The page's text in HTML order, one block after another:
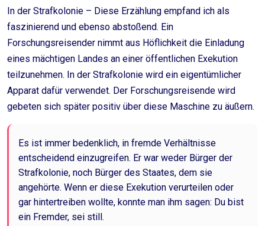
In der Strafkolonie – Diese Erzählung empfand ich als
faszinierend und ebenso abstoßend. Ein
Forschungsreisender nimmt aus Höflichkeit die Einladung
eines mächtigen Landes an einer öffentlichen Exekution
teilzunehmen. In der Strafkolonie wird ein eigentümlicher
Apparat dafür verwendet. Der Forschungsreisende wird
gebeten sich später positiv über diese Maschine zu äußern.
Es ist immer bedenklich, in fremde Verhältnisse
entscheidend einzugreifen. Er war weder Bürger der
Strafkolonie, noch Bürger des Staates, dem sie
angehörte. Wenn er diese Exekution verurteilen oder
gar hintertreiben wollte, konnte man ihm sagen: Du bist
ein Fremder, sei still.